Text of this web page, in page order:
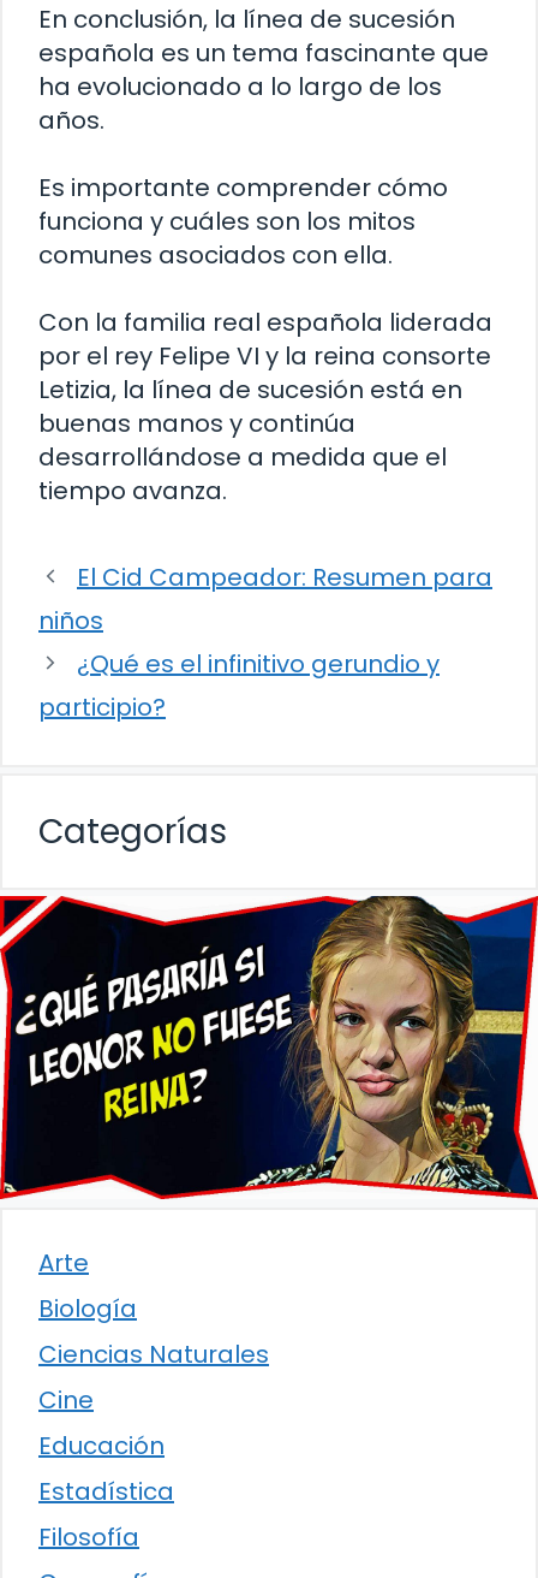
En conclusión, la línea de sucesión
española es un tema fascinante que
ha evolucionado a lo largo de los
años.
Es importante comprender cómo
funciona y cuáles son los mitos
comunes asociados con ella.
Con la familia real española liderada
por el rey Felipe VI y la reina consorte
Letizia, la línea de sucesión está en
buenas manos y continúa
desarrollándose a medida que el
tiempo avanza.
El Cid Campeador: Resumen para
niños
¿Qué es el infinitivo gerundio y
participio?
Categorías
Arte
Biología
Ciencias Naturales
Cine
Educación
Estadística
Filosofía